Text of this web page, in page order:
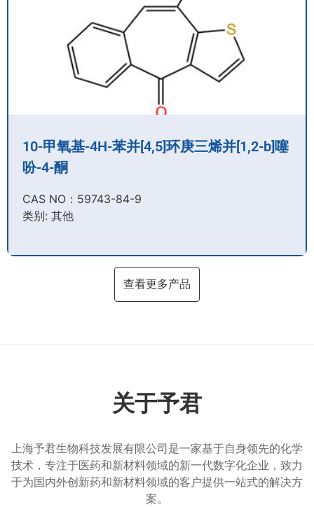
10-甲氧基-4H-苯并[4,5]环庚三烯并[1,2-b]噻
吩-4-酮
CAS NO：59743-84-9​
类别: 其他
查看更多产品
关于予君
上海予君生物科技发展有限公司是一家基于自身领先的化学
技术，专注于医药和新材料领域的新一代数字化企业，致力
于为国内外创新药和新材料领域的客户提供一站式的解决方
案。